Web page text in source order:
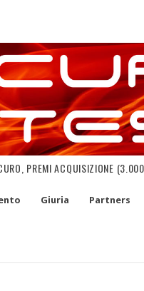
PREMI ACQUISIZIONE
Giuria Partners